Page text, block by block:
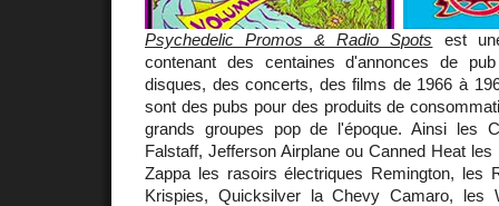
Psychedelic Promos & Radio Spots est
contenant des centaines d'annonces de
disques, des concerts, des films de 1966 à
sont des pubs pour des produits de
grands groupes pop de l'époque. Ainsi les
Falstaff, Jefferson Airplane ou Canned Heat
Zappa les rasoirs électriques Remington, les
Krispies, Quicksilver la Chevy Camaro, les